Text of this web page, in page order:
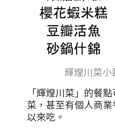
輝煌川菜小
「輝煌川菜」的餐
菜，甚至有個人商
以來吃。